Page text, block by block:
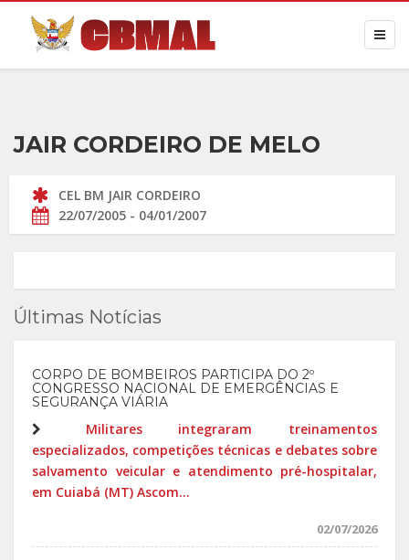
JAIR CORDEIRO DE MELO
CEL BM JAIR CORDEIRO
22/07/2005 - 04/01/2007
Últimas Notícias
CORPO DE BOMBEIROS PARTICIPA DO 2º
CONGRESSO NACIONAL DE EMERGÊNCIAS E
SEGURANÇA VIÁRIA
Militares integraram treinamentos
especializados, competições técnicas e debates sobre
salvamento veicular e atendimento pré-hospitalar,
em Cuiabá (MT) Ascom...
02/07/2026